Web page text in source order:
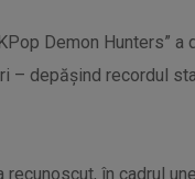
Demon Hunters”
– depășind recordul
recunoscut, în cadrul